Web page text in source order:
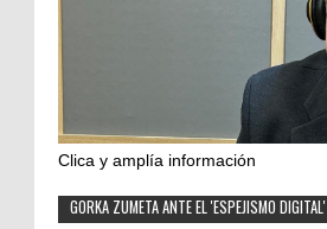
Clica y amplía información
GORKA ZUMETA ANTE EL 'ESPEJISMO DIGITAL'